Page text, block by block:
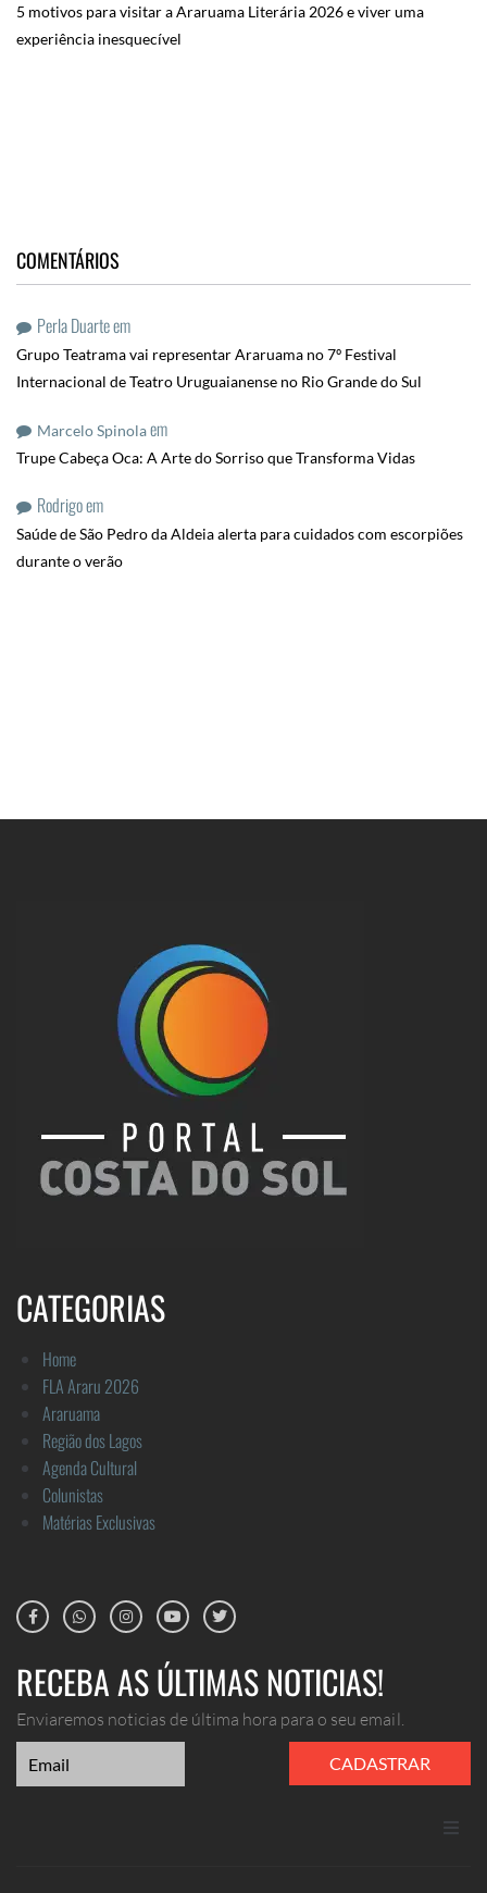
5 motivos para visitar a Araruama Literária 2026 e viver uma
experiência inesquecível
COMENTÁRIOS
Perla Duarteem
Grupo Teatrama vai representar Araruama no 7º Festival
Internacional de Teatro Uruguaianense no Rio Grande do Sul
Marcelo Spinolaem
Trupe Cabeça Oca: A Arte do Sorriso que Transforma Vidas
Rodrigoem
Saúde de São Pedro da Aldeia alerta para cuidados com escorpiões
durante o verão
CATEGORIAS
Home
FLA Araru 2026
Araruama
Região dos Lagos
Agenda Cultural
Colunistas
Matérias Exclusivas
RECEBA AS ÚLTIMAS NOTICIAS!
Enviaremos noticias de última hora para o seu email.
CADASTRAR